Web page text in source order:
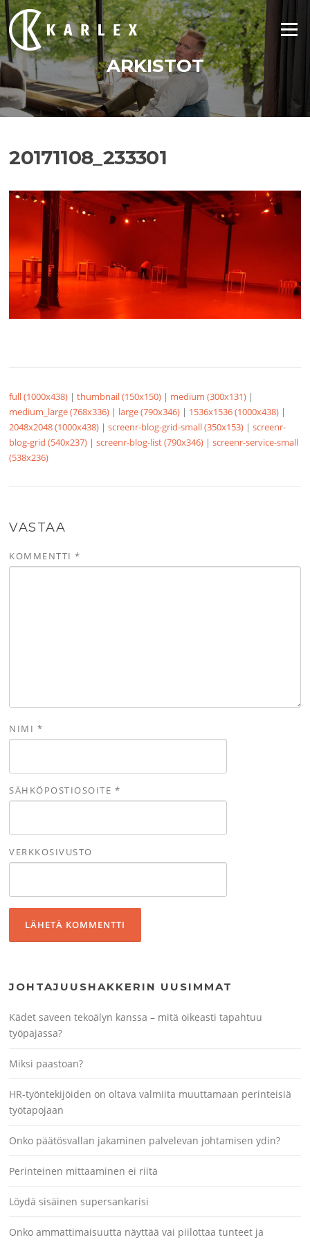
Siirry
suoraan
sisältöön
Valikko
ARKISTOT
20171108_233301
full (1000x438) |thumbnail (150x150) | medium (300x131) |
medium_large (768x336) | large (790x346) | 1536x1536 (1000x438) |
2048x2048 (1000x438) |screenr-blog-grid-small (350x153) |screenr-
blog-grid (540x237) |screenr-blog-list (790x346) |screenr-service-small
(538x236)
VASTAA
KOMMENTTI*
NIMI *
SÄHKÖPOSTIOSOITE *
VERKKOSIVUSTO
JOHTAJUUSHAKKERIN UUSIMMAT
Kädet saveen tekoälyn kanssa – mitä oikeasti tapahtuu
työpajassa?
Miksi paastoan?
HR-työntekijöiden on oltava valmiita muuttamaan perinteisiä
työtapojaan
Onko päätösvallan jakaminen palvelevan johtamisen ydin?
Perinteinen mittaaminen ei riitä
Löydä sisäinen supersankarisi
Onko ammattimaisuutta näyttää vai piilottaa tunteet ja